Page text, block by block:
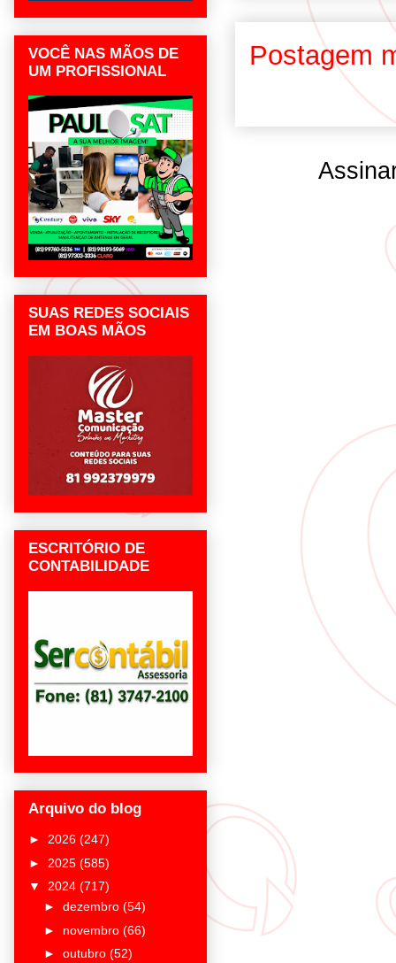
Postagem
VOCÊ NAS MÃOS DE
UM PROFISSIONAL
SUAS REDES SOCIAIS
EM BOAS MÃOS
ESCRITÓRIO DE
CONTABILIDADE
Arquivo do blog
► 2026 (247)
► 2025 (585)
▼ 2024 (717)
► dezembro (54)
► novembro (66)
► outubro (52)